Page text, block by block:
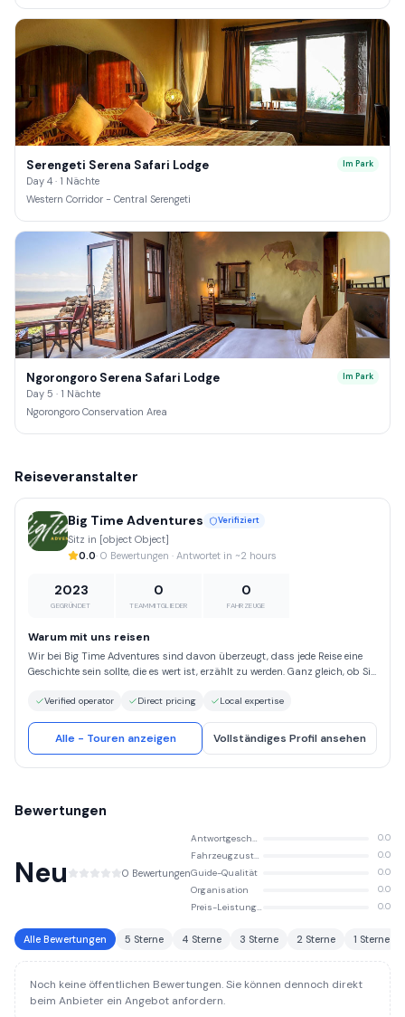
Serengeti Serena Safari Lodge
Day 4 · 1 Nächte
Western Corridor - Central Serengeti
Im Park
Ngorongoro Serena Safari Lodge
Day 5 · 1 Nächte
Ngorongoro Conservation Area
Im Park
Reiseveranstalter
Big Time Adventures Verifiziert
Sitz in [object Object]
0.0· 0 Bewertungen · Antwortet in ~2 hours
2023
GEGRÜNDET
0
TEAMMITGLIEDER
0
FAHRZEUGE
Warum mit uns reisen
Wir bei Big Time Adventures sind davon überzeugt, dass jede Reise eine
Geschichte sein sollte, die es wert ist, erzählt zu werden. Ganz gleich, ob Sie
die Faszination kultureller Sehenswürdigkeiten suchen – wir begleiten Sie
Adventures und erleben Sie eine Reise, die auf den Säulen Sicherheit,
Authentizität und verantwortungsbewusstem Tourismus basiert. Wir sind
Händen sind und die Wunder der Welt ganz unbesorgt genießen können.
Verified operator Direct pricing Local expertise
Alle - Touren anzeigen Vollständiges Profil ansehen
Bewertungen
Neu 0 Bewertungen
Antwortgeschwindigkeit 0.0
Fahrzeugzustand 0.0
Guide-Qualität 0.0
Organisation 0.0
Preis-Leistungs-Verhältnis 0.0
Alle Bewertungen 5 Sterne 4 Sterne 3 Sterne 2 Sterne 1 Sterne
Noch keine öffentlichen Bewertungen. Sie können dennoch direkt
beim Anbieter ein Angebot anfordern.